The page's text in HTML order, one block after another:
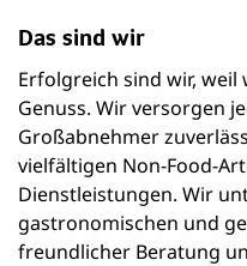
Das sind wir
Erfolgreich sind wir,
Genuss. Wir versorgen
Großabnehmer
vielfältigen Non-Food-
Dienstleistungen. Wir
gastronomischen und
freundlicher Beratung